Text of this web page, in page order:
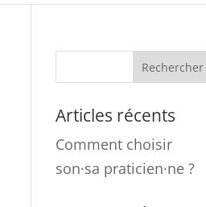
Articles récents
Comment choisir
son·sa praticien·ne ?